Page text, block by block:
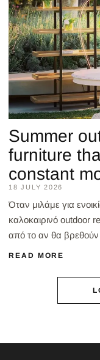
Summer
furniture
constant
18 JULY 2026
Όταν μιλάμε για
καλοκαιρινό outdoor
από το αν θα
τελική επιλογή θα
READ MORE